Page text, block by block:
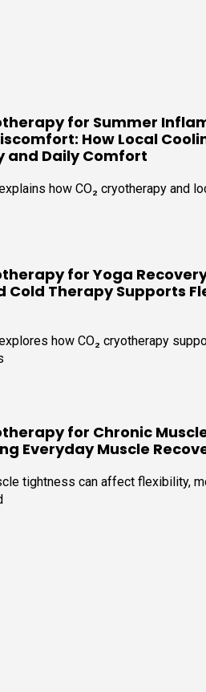
for Summer
How Local
and Daily Comfort
how CO₂ cryotherapy and
for Yoga
Cold Therapy Supports
how CO₂ cryotherapy
for Chronic
Everyday Muscle
tightness can affect flexibility,